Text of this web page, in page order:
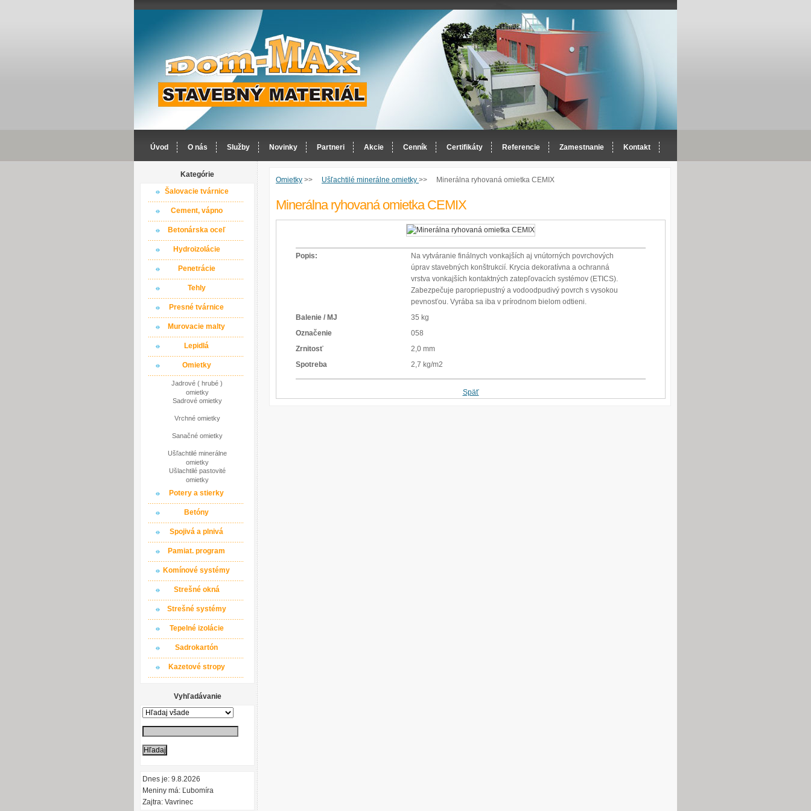
Úvod O nás Služby Novinky Partneri Akcie Cenník Certifikáty Referencie Zamestnanie Kontakt
Kategórie
Šalovacie tvárnice
Cement, vápno
Betonárska oceľ
Hydroizolácie
Penetrácie
Tehly
Presné tvárnice
Murovacie malty
Lepidlá
Omietky
Jadrové ( hrubé )
omietky
Sadrové omietky
Vrchné omietky
Sanačné omietky
Ušľachtilé minerálne
omietky
Ušlachtilé pastovité
omietky
Potery a stierky
Betóny
Spojivá a plnivá
Pamiat. program
Komínové systémy
Strešné okná
Strešné systémy
Tepelné izolácie
Sadrokartón
Kazetové stropy
Vyhľadávanie
Dnes je: 9.8.2026
Meniny má: Ľubomíra
Zajtra: Vavrinec
Omietky >> Ušľachtilé minerálne omietky >> Minerálna ryhovaná omietka CEMIX
Minerálna ryhovaná omietka CEMIX
Popis:
Na vytváranie finálnych vonkajších aj vnútorných povrchových
úprav stavebných konštrukcií. Krycia dekoratívna a ochranná
vrstva vonkajších kontaktných zatepľovacích systémov (ETICS).
Zabezpečuje paropriepustný a vodoodpudivý povrch s vysokou
pevnosťou. Vyrába sa iba v prírodnom bielom odtieni.
Balenie / MJ
35 kg
Označenie
058
Zrnitosť
2,0 mm
Spotreba
2,7 kg/m2
Späť